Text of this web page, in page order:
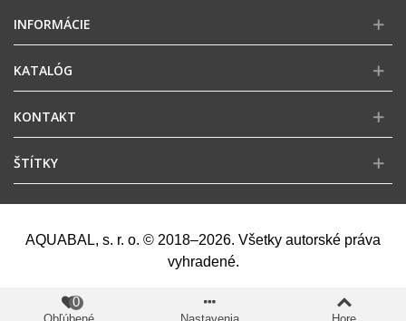
INFORMÁCIE
KATALÓG
KONTAKT
ŠTÍTKY
AQUABAL, s. r. o. © 2018–2026. Všetky autorské práva
vyhradené.
0